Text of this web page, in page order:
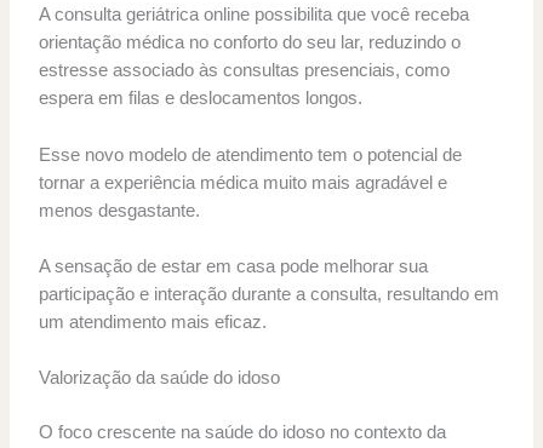
A consulta geriátrica online possibilita que você receba
orientação médica no conforto do seu lar, reduzindo o
estresse associado às consultas presenciais, como
espera em filas e deslocamentos longos.
Esse novo modelo de atendimento tem o potencial de
tornar a experiência médica muito mais agradável e
menos desgastante.
A sensação de estar em casa pode melhorar sua
participação e interação durante a consulta, resultando em
um atendimento mais eficaz.
Valorização da saúde do idoso
O foco crescente na saúde do idoso no contexto da